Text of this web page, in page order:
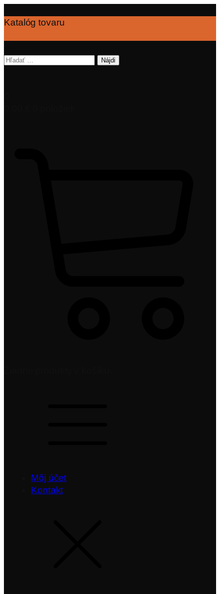
Katalóg tovaru
Hľadať:
Môj účet
Kontakt